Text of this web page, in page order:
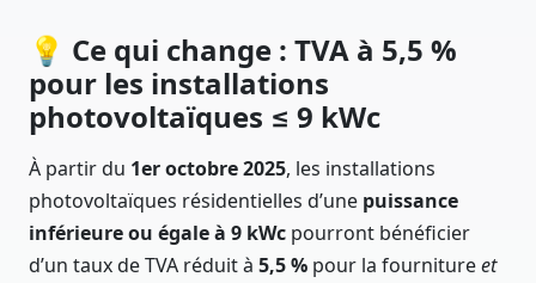
💡 Ce qui change : TVA à 5,5 %
pour les installations
photovoltaïques ≤ 9 kWc
À partir du 1er octobre 2025, les installations
photovoltaïques résidentielles d’une puissance
inférieure ou égale à 9 kWc pourront bénéficier
d’un taux de TVA réduit à 5,5 % pour la fournitureet